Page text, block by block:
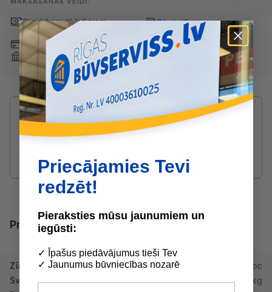
Skaidrā naudā(arī preci
saņemot)
Maksājumu kartes
Internetbankas
Pārskaitījums
Nomaksa
Radušies jautājumi par produktu?
SAZINIES AR DRUVIS:
2233 5731
Produkta īpašības
Zīmols
Paroc
Svars
339.07 kg
Priecājamies Tevi
redzēt!
Pieraksties mūsu jaunumiem un
iegūsti:
✓ Īpašus piedāvājumus tieši Tev
✓ Jaunumus būvniecības nozarē